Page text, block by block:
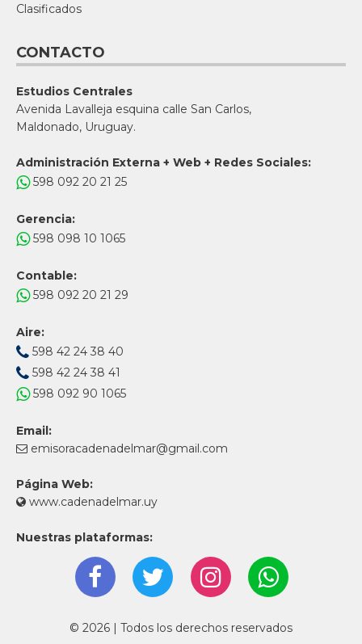
Clasificados
CONTACTO
Estudios Centrales
Avenida Lavalleja esquina calle San Carlos,
Maldonado, Uruguay.
Administración Externa + Web + Redes Sociales:
598 092 20 21 25
Gerencia:
598 098 10 1065
Contable:
598 092 20 21 29
Aire:
598 42 24 38 40
598 42 24 38 41
598 092 90 1065
Email:
emisoracadenadelmar@gmail.com
Página Web:
www.cadenadelmar.uy
Nuestras plataformas:
© 2026 | Todos los derechos reservados